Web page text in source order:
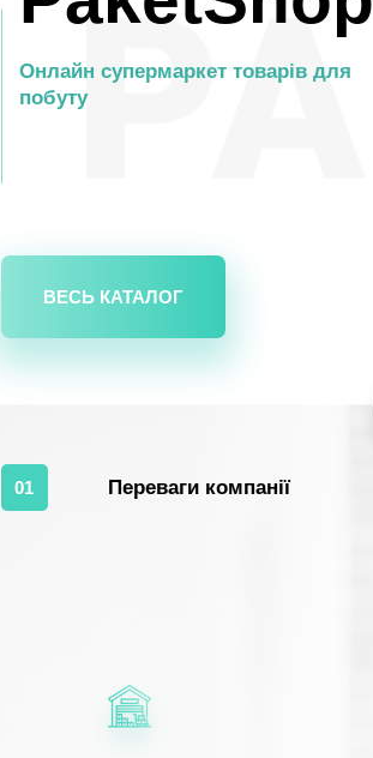
Онлайн супермаркет товарів для
побуту
ВЕСЬ КАТАЛОГ
01 Переваги компанії